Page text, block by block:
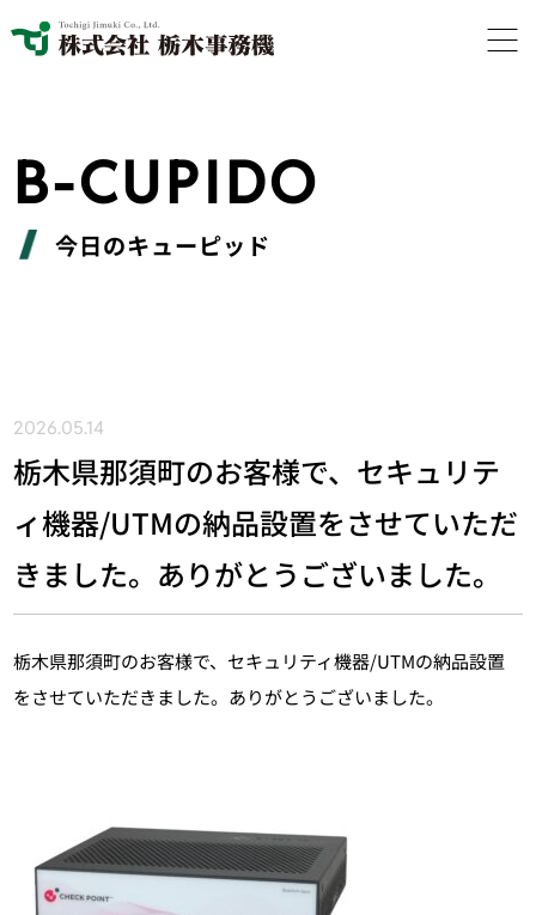
B-CUPIDO
今日のキューピッド
2026.05.14
栃木県那須町のお客様で、セキュリテ
ィ機器/UTMの納品設置をさせていただ
きました。ありがとうございました。
栃木県那須町のお客様で、セキュリティ機器/UTMの納品設置
をさせていただきました。ありがとうございました。